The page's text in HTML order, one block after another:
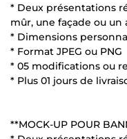
* Deux présentations
mûr, une façade ou
* Dimensions
* Format JPEG ou PNG
* 05 modifications ou
* Plus 01 jours de
**MOCK-UP POUR